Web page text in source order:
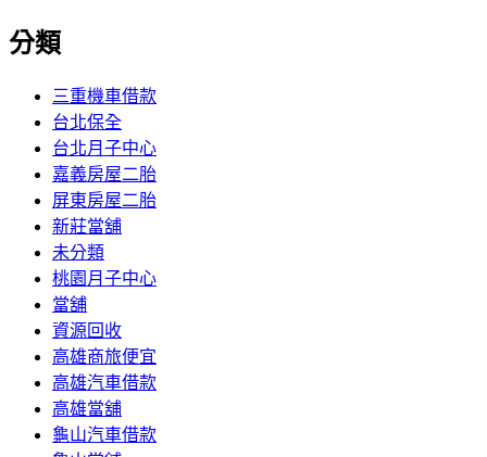
分類
三重機車借款
台北保全
台北月子中心
嘉義房屋二胎
屏東房屋二胎
新莊當舖
未分類
桃園月子中心
當舖
資源回收
高雄商旅便宜
高雄汽車借款
高雄當舖
龜山汽車借款